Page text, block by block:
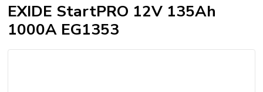
EXIDE StartPRO 12V 135Ah
1000A EG1353